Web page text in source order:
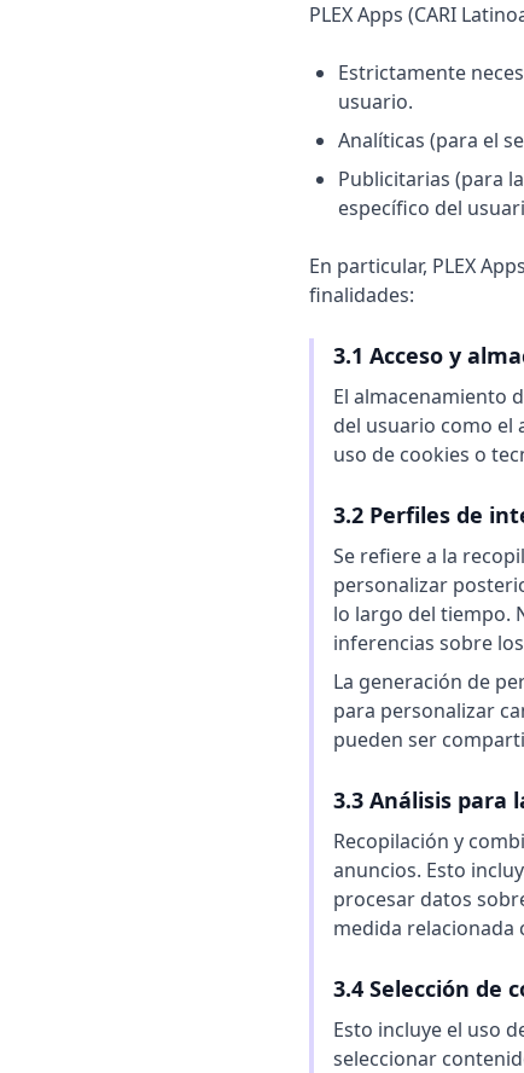
PLEX Apps (CARI
Estrictamente
usuario.
Analíticas (para el
Publicitarias (para
específico del
En particular, PLEX
finalidades:
3.1 Acceso y
El almacenamiento
del usuario como el
uso de cookies o
3.2 Perfiles de
Se refiere a la
personalizar
lo largo del tiempo.
inferencias sobre
La generación de
para personalizar
pueden ser
3.3 Análisis para
Recopilación y
anuncios. Esto
procesar datos
medida relacionada
3.4 Selección de
Esto incluye el uso
seleccionar